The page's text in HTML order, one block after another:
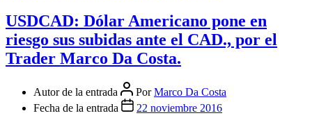
USDCAD: Dólar Americano pone en
riesgo sus subidas ante el CAD., por el
Trader Marco Da Costa.
Autor de la entrada PorMarco Da Costa
Fecha de la entrada
22 noviembre 2016